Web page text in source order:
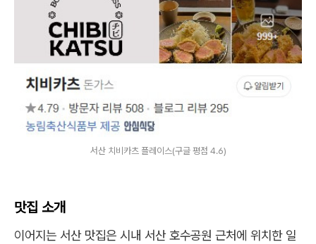
서산 치비카츠 플레이스(구글 평점 4.6)
맛집 소개
이어지는 서산 맛집은 시내 서산 호수공원 근처에 위치한 일